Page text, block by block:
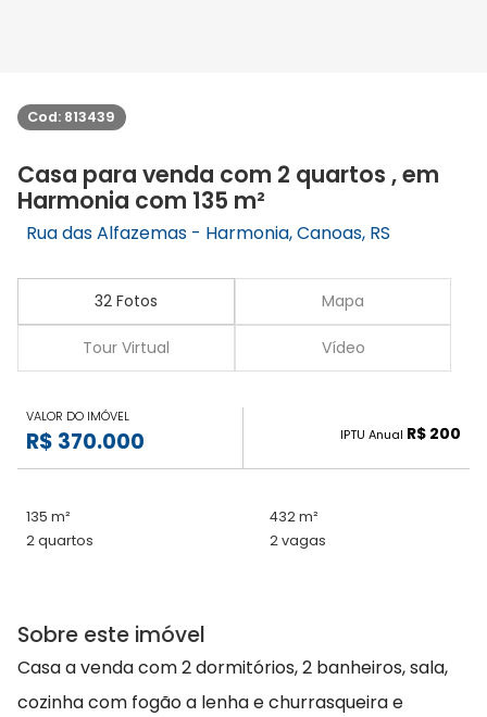
Cod: 813439
Casa para venda com 2 quartos , em
Harmonia com 135 m²
Rua das Alfazemas - Harmonia, Canoas, RS
32 Fotos Mapa
Tour Virtual Vídeo
VALOR DO IMÓVEL
R$ 370.000 IPTU Anual R$ 200
135 m²
432 m²
2 quartos
2 vagas
Sobre este imóvel
Casa a venda com 2 dormitórios, 2 banheiros, sala,
cozinha com fogão a lenha e churrasqueira e